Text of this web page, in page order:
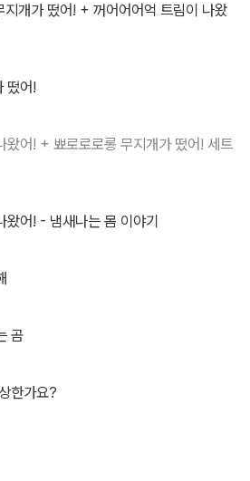
지개가 떴어! + 꺼어어어억 트림이 나왔
떴어!
왔어! + 뾰로로로롱 무지개가 떴어! 세트
왔어! - 냄새나는 몸 이야기
곰
한가요?